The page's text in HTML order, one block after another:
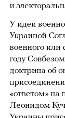
и
У идеи
Украиной
военного или
году
доктрина об
«ответом»
Леонидом